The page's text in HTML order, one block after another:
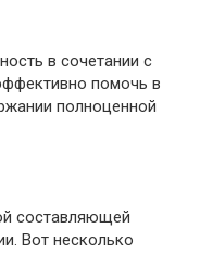
в сочетании с
помочь в
полноценной
составляющей
Вот несколько